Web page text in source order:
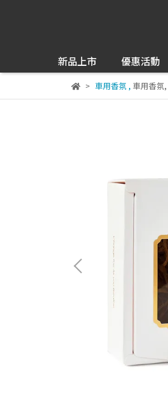
新品上市 優惠活動
車用香氛, 車用香氛,